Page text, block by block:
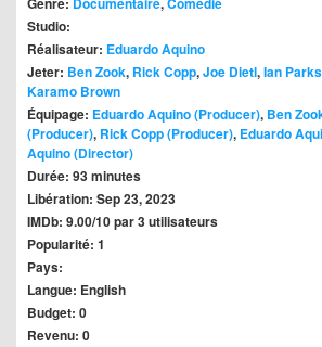
Studio:
Réalisateur: Eduardo Aquino
Jeter: Ben Zook, Rick Copp,Joe Dietl,Ian Parks
Karamo Brown
Équipage: Eduardo Aquino (Producer), Ben
(Producer), Rick Copp (Producer), Eduardo
Aquino (Director)
Durée: 93 minutes
Libération: Sep 23, 2023
IMDb: 9.00/10 par 3 utilisateurs
Popularité: 1
Pays:
Langue: English
Budget: 0
Revenu: 0